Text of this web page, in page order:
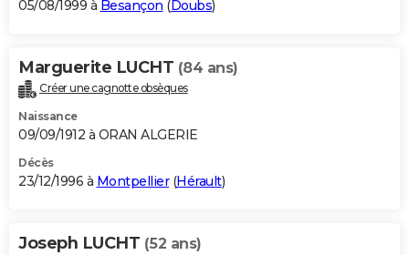
05/08/1999 à Besançon (Doubs)
Marguerite LUCHT (84 ans)
Créer une cagnotte obsèques
Naissance
09/09/1912 à ORAN ALGERIE
Décès
23/12/1996 à Montpellier(Hérault)
Joseph LUCHT (52 ans)